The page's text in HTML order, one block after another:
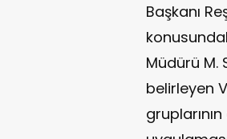
Başkanı
Müdürü M.
belirleyen